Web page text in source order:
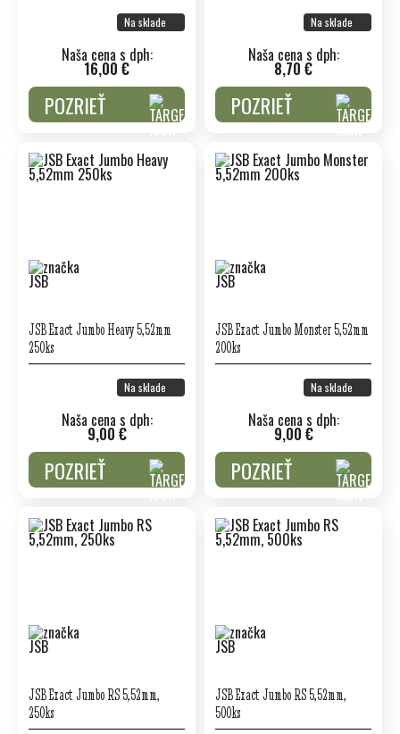
Na sklade
Naša cena s dph:
16,00 €
POZRIEŤ
Na sklade
Naša cena s dph:
8,70 €
POZRIEŤ
JSB Exact Jumbo Heavy 5,52mm
250ks
Na sklade
Naša cena s dph:
9,00 €
POZRIEŤ
JSB Exact Jumbo Monster 5,52mm
200ks
Na sklade
Naša cena s dph:
9,00 €
POZRIEŤ
JSB Exact Jumbo RS 5,52mm,
250ks
JSB Exact Jumbo RS 5,52mm,
500ks